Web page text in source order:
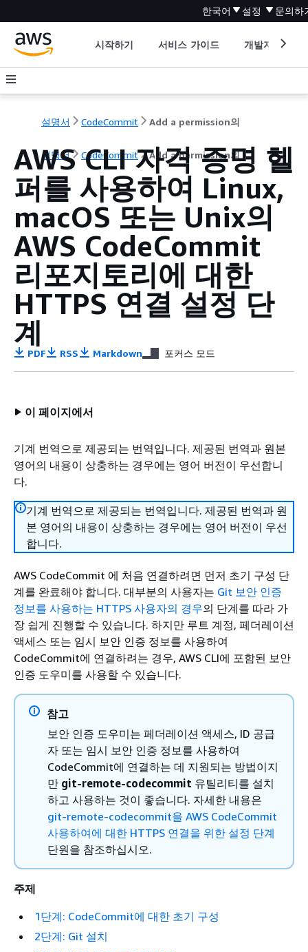
한국어 설정 문의하
시작하기 서비스 가이드 개발자 도구
설명서 CodeCommit Add a permission의
설명서 CodeCommit Add a permission의
AWS CLI 자격 증명 헬
퍼를 사용하여 Linux,
macOS 또는 Unix의
AWS CodeCommit
리포지토리에 대한
HTTPS 연결 설정 단
계
PDF RSS Markdown 포커스 모드
이 페이지에서
기계 번역으로 제공되는 번역입니다. 제공된 번역과 원본
영어의 내용이 상충하는 경우에는 영어 버전이 우선합니
다.
기계 번역으로 제공되는 번역입니다. 제공된 번역과 원
본 영어의 내용이 상충하는 경우에는 영어 버전이 우선
합니다.
AWS CodeCommit 에 처음 연결하려면 먼저 초기 구성 단
계를 완료해야 합니다. 대부분의 사용자는 Git 보안 인증
정보를 사용하는 HTTPS 사용자의 경우의 단계를 따라 가
장 쉽게 진행할 수 있습니다. 하지만 루트 계정, 페더레이션
액세스 또는 임시 보안 인증 정보를 사용하여
CodeCommit에 연결하려는 경우, AWS CLI에 포함된 보안
인증 도우미를 사용할 수 있습니다.
참고
보안 인증 도우미는 페더레이션 액세스, ID 공급
자 또는 임시 보안 인증 정보를 사용하여
CodeCommit에 연결하는 데 지원되는 방법이지
만 git-remote-codecommit 유틸리티를 설치
하고 사용하는 것이 좋습니다. 자세한 내용은
git-remote-codecommit을 AWS CodeCommit
사용하여에 대한 HTTPS 연결을 위한 설정 단계
단원을 참조하십시오.
주제
1단계: CodeCommit에 대한 초기 구성
2단계: Git 설치